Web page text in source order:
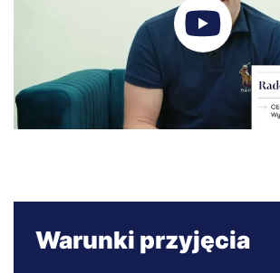
Warunki przyjęcia